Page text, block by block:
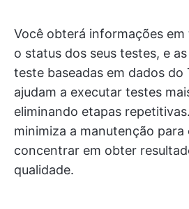
Você obterá informações
o status dos seus testes, e
teste baseadas em dados do
ajudam a executar testes
eliminando etapas
minimiza a manutenção para
concentrar em obter
qualidade.